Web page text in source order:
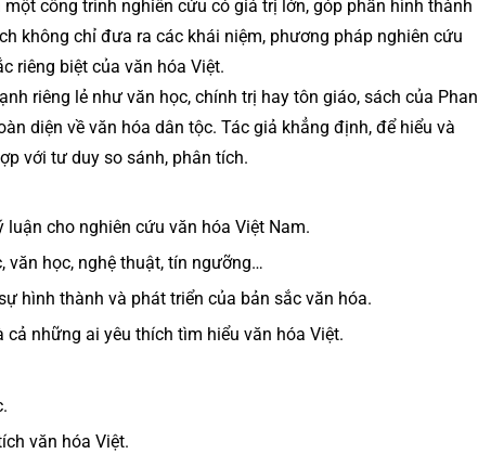
một công trình nghiên cứu có giá trị lớn, góp phần hình thành
không chỉ đưa ra các khái niệm, phương pháp nghiên cứu
riêng biệt của văn hóa Việt.
riêng lẻ như văn học, chính trị hay tôn giáo, sách của Phan
diện về văn hóa dân tộc. Tác giả khẳng định, để hiểu và
với tư duy so sánh, phân tích.
luận cho nghiên cứu văn hóa Việt Nam.
văn học, nghệ thuật, tín ngưỡng…
hình thành và phát triển của bản sắc văn hóa.
cả những ai yêu thích tìm hiểu văn hóa Việt.
văn hóa Việt.